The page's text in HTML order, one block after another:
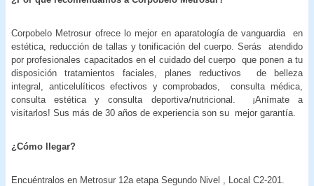
Corpobelo Metrosur ofrece lo mejor en aparatología de vanguardia en
estética, reducción de tallas y tonificación del cuerpo. Serás atendido
por profesionales capacitados en el cuidado del cuerpo que ponen a tu
disposición tratamientos faciales, planes reductivos de belleza
integral, anticelulíticos efectivos y comprobados, consulta médica,
consulta estética y consulta deportiva/nutricional. ¡Anímate a
visitarlos! Sus más de 30 años de experiencia son su mejor garantía.
¿Cómo llegar?
Encuéntralos en Metrosur 12a etapa Segundo Nivel , Local C2-201.